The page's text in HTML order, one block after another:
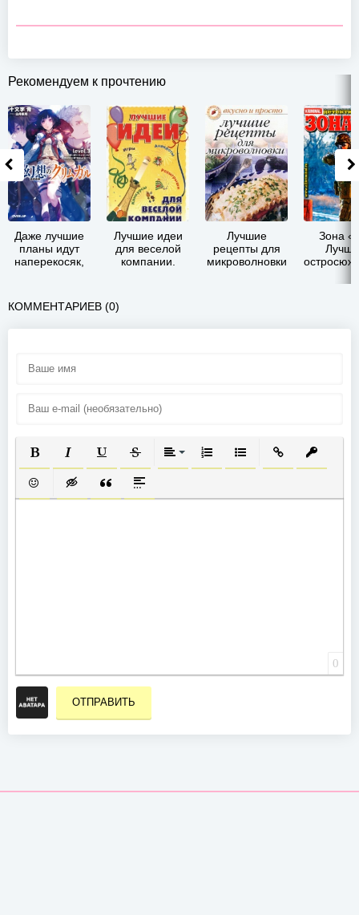
Рекомендуем к прочтению
Даже лучшие
планы идут
наперекосяк,
Лучшие идеи
для веселой
компании.
Розыгрыши.
Лучшие
рецепты для
микроволновки
Зона
КОММЕНТАРИЕВ (0)
ПОЛУЖИРНЫЙ
КУРСИВПОДЧЕРКНУТЫЙ
ЗАЧЕРКНУТЫЙВЫРАВНИВАНИЕ
НУМЕРОВАННЫЙ СПИСОК
МАРКИРОВАННЫЙ
ВСТАВИТЬ
ВСТАВИТЬ СМАЙЛИК
ВСТАВКА СКРЫТОГО ТЕКСТА
ВСТАВКА ЦИТАТЫ
ВСТАВКА СПОЙЛЕРА
0
ОТПРАВИТЬ